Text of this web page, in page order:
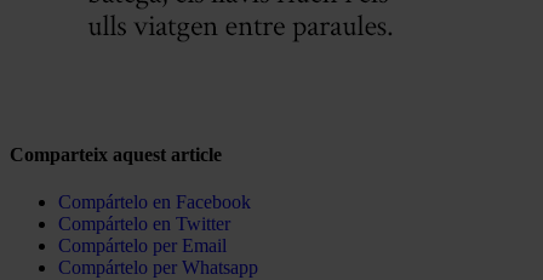
Comparteix aquest article
Compártelo en Facebook
Compártelo en Twitter
Compártelo per Email
Compártelo per Whatsapp